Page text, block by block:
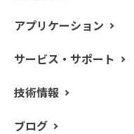
アプリケーション
サービス・サポート
技術情報
ブログ